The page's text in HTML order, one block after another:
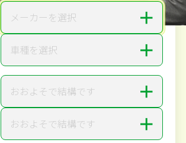
メーカーを選択 ＋
車種を選択 ＋
おおよそで結構です ＋
おおよそで結構です ＋